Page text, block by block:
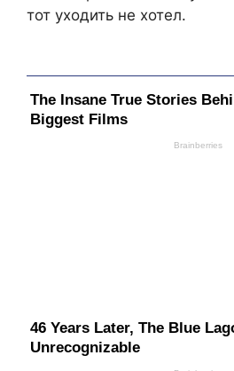
тот уходить не хотел.